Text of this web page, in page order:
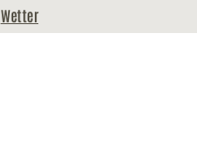
Wetter